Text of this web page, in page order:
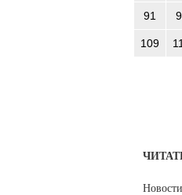
91
109
Новости